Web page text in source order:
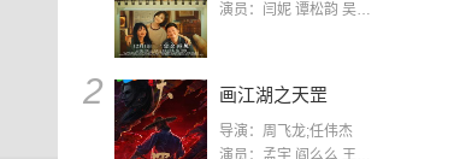
演员：闫妮 谭松韵 吴京 蒋龙 赵小棠 冯雷 李虎城 平安 小七 小可乐
2 画江湖之天罡
导演：周飞龙;任伟杰
演员：孟宇 阎么么 王凯 郭政建 阎萌萌 杨默 高枫 齐斯伽 刘芊含 马程